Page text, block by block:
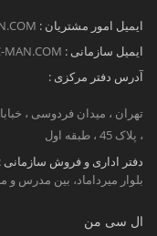
ایمیل امور مشتریان :
ایمیل سازمانی : MAN.COM
آدرس دفتر مرکزی :
تهران ، میدان فردوسی ،
، پلاک 45 ، طبقه اول
دفتر اداری و فروش سازمانی :
بلوار میرداماد، بین مدرس و مصدق
ال سی من